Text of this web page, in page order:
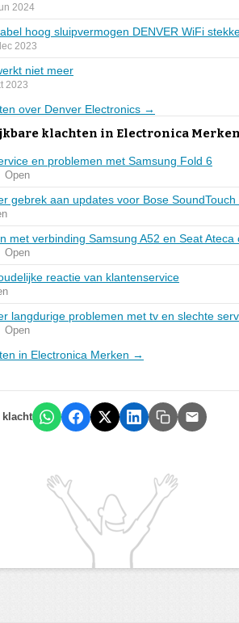
2024
hoog sluipvermogen DENVER WiFi
2023
niet meer
2023
over Denver Electronics →
klachten in Electronica Merken
en problemen met Samsung Fold 6
Open
gebrek aan updates voor Bose SoundTouch
met verbinding Samsung A52 en Seat Ateca
Open
reactie van klantenservice
langdurige problemen met tv en slechte
Open
in Electronica Merken →
klacht